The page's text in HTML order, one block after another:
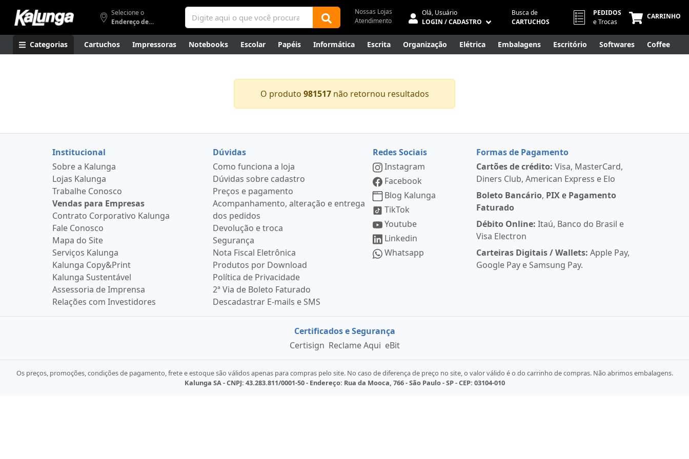
Selecione o
Endereço de entrega
Nossas Lojas
Atendimento
Olá, Usuário
LOGIN / CADASTRO
Busca de
CARTUCHOS
PEDIDOS
e Trocas
CARRINHO
Categorias Cartuchos Impressoras Notebooks Escolar Papéis Informática Escrita Organização Elétrica Embalagens Escritório Softwares Coffee
O produto 981517não retornou resultados
Institucional
Sobre a Kalunga
Lojas Kalunga
Trabalhe Conosco
Vendas para Empresas
Contrato Corporativo Kalunga
Fale Conosco
Mapa do Site
Serviços Kalunga
Kalunga Copy&Print
Kalunga Sustentável
Assessoria de Imprensa
Relações com Investidores
Dúvidas
Como funciona a loja
Dúvidas sobre cadastro
Preços e pagamento
Acompanhamento, alteração e entrega
dos pedidos
Devolução e troca
Segurança
Nota Fiscal Eletrônica
Produtos por Download
Política de Privacidade
2ª Via de Boleto Faturado
Descadastrar E-mails e SMS
Redes Sociais
Instagram
Facebook
Blog Kalunga
TikTok
Youtube
Linkedin
Whatsapp
Formas de Pagamento
Cartões de crédito: Visa, MasterCard,
Diners Club, American Express e Elo
Boleto Bancário, PIX e Pagamento
Faturado
Débito Online: Itaú, Banco do Brasil e
Visa Electron
Carteiras Digitais / Wallets:Apple Pay,
Google Pay e Samsung Pay.
Certificados e Segurança
Certisign Reclame Aqui eBit
Os preços, promoções, condições de pagamento, frete e estoque são válidos apenas para compras pelo site. No caso de diferença de preço no site, o valor válido é o do carrinho de compras. Não abrimos embalagens.
Kalunga SA - CNPJ: 43.283.811/0001-50 - Endereço: Rua da Mooca, 766 - São Paulo - SP - CEP: 03104-010